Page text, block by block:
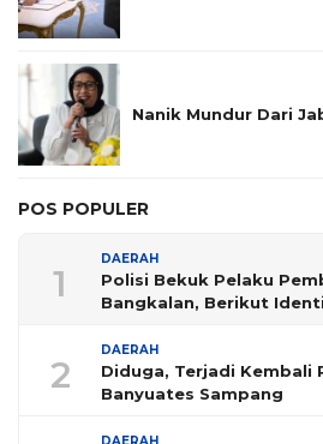
Nanik Mundur Dari
POS POPULER
1
DAERAH
Polisi Bekuk Pelaku
Bangkalan, Berikut
2
DAERAH
Diduga, Terjadi Kembali
Banyuates Sampang